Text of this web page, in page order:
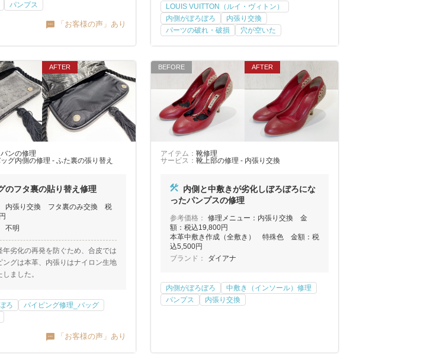
パンプス
「お客様の声」あり
LOUIS VUITTON（ルイ・ヴィトン）
内側がぼろぼろ
内張り交換
パーツの破れ・破損
穴が空いた
ンの修理
グ内側の修理 - ふた裏の張り替え
のフタ裏の貼り替え修理
内張り交換 フタ裏のみ交換 税
不明
年劣化の再発を防ぐため、合皮では
ングは本革、内張りはナイロン生地
ました。
ろ
パイピング修理_バッグ
「お客様の声」あり
アイテム： 靴修理
サービス： 靴上部の修理 - 内張り交換
内側と中敷きが劣化しぼろぼろにな
ったパンプスの修理
参考価格：
修理メニュー：内張り交換 金
額：税込19,800円
本革中敷き作成（全敷き） 特殊色 金額：税
込5,500円
ブランド：
ダイアナ
内側がぼろぼろ
中敷き（インソール）修理
パンプス
内張り交換